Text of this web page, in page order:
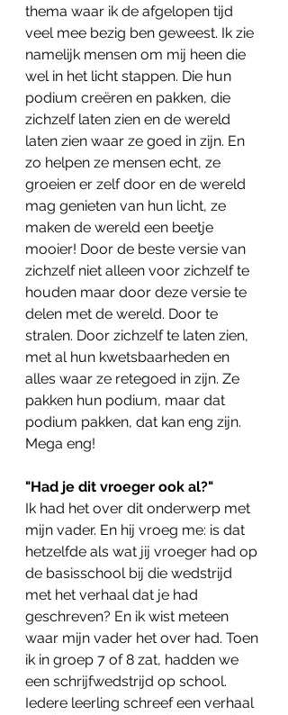
thema waar ik de afgelopen tijd
veel mee bezig ben geweest. Ik zie
namelijk mensen om mij heen die
wel in het licht stappen. Die hun
podium creëren en pakken, die
zichzelf laten zien en de wereld
laten zien waar ze goed in zijn. En
zo helpen ze mensen echt, ze
groeien er zelf door en de wereld
mag genieten van hun licht, ze
maken de wereld een beetje
mooier! Door de beste versie van
zichzelf niet alleen voor zichzelf te
houden maar door deze versie te
delen met de wereld. Door te
stralen. Door zichzelf te laten zien,
met al hun kwetsbaarheden en
alles waar ze retegoed in zijn. Ze
pakken hun podium, maar dat
podium pakken, dat kan eng zijn.
Mega eng!
"Had je dit vroeger ook al?"
Ik had het over dit onderwerp met
mijn vader. En hij vroeg me: is dat
hetzelfde als wat jij vroeger had op
de basisschool bij die wedstrijd
met het verhaal dat je had
geschreven? En ik wist meteen
waar mijn vader het over had. Toen
ik in groep 7 of 8 zat, hadden we
een schrijfwedstrijd op school.
Iedere leerling schreef een verhaal